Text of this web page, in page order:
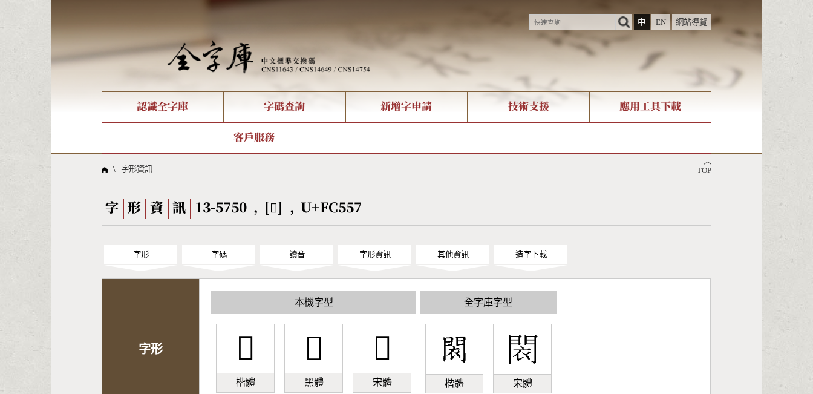
:::
中
EN 網站導覽
認識全字庫
全字庫現況
線上教學
字碼查詢
部件查詢
倉頡查詢
Big5查詢 拼音查詢
新增字申請 技術支援
造字解決方案
應用工具下載
字形下載
客戶服務
問題集
︿
TOP
\ 字形資訊
:::
字 形 資 訊 13-5750 , [󼕗] , U+FC557
字形 字碼 讀音 字形資訊 其他資訊 造字下載
字形
本機字型
󼕗
楷體
󼕗
黑體
󼕗
宋體
全字庫字型
楷體 宋體